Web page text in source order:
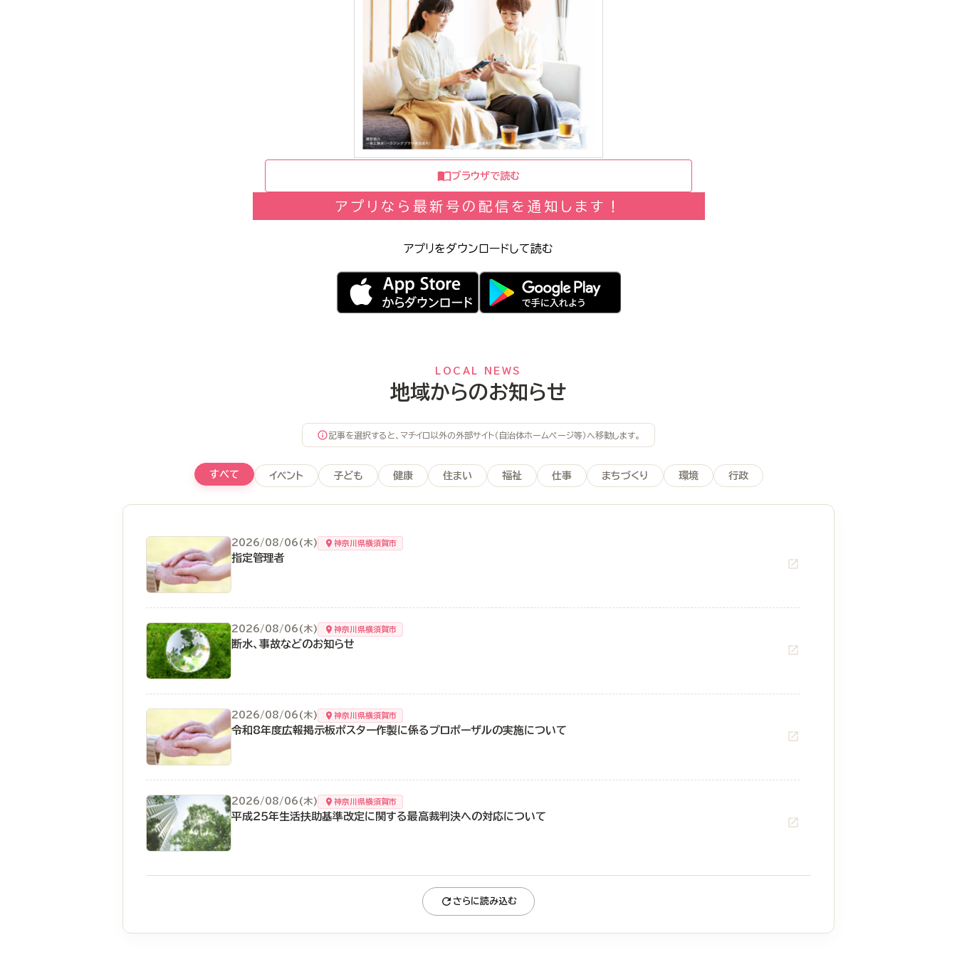
ブラウザで読む
アプリなら最新号の配信を通知します！
アプリをダウンロードして読む
LOCAL NEWS
地域からのお知らせ
記事を選択すると、マチイロ以外の外部サイト（自治体ホームページ等）へ移動します。
すべて イベント 子ども 健康 住まい 福祉 仕事 まちづくり 環境 行政
2026/08/06(木) 神奈川県横須賀市
指定管理者
2026/08/06(木) 神奈川県横須賀市
断水、事故などのお知らせ
2026/08/06(木) 神奈川県横須賀市
令和8年度広報掲示板ポスター作製に係るプロポーザルの実施について
2026/08/06(木) 神奈川県横須賀市
平成２５年生活扶助基準改定に関する最高裁判決への対応について
さらに読み込む